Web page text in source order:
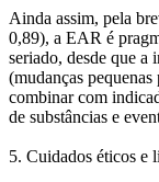
Ainda assim, pela
0,89), a EAR é
seriado, desde que a
(mudanças
combinar com
de substâncias e
5. Cuidados éticos e